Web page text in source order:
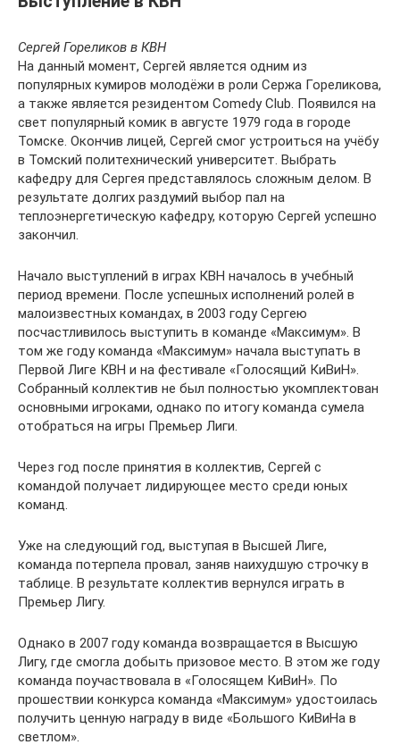
Сергей Гореликов в КВН
На данный момент, Сергей является одним из
популярных кумиров молодёжи в роли Сержа Гореликова,
а также является резидентом Comedy Club. Появился на
свет популярный комик в августе 1979 года в городе
Томске. Окончив лицей, Сергей смог устроиться на учёбу
в Томский политехнический университет. Выбрать
кафедру для Сергея представлялось сложным делом. В
результате долгих раздумий выбор пал на
теплоэнергетическую кафедру, которую Сергей успешно
закончил.
Начало выступлений в играх КВН началось в учебный
период времени. После успешных исполнений ролей в
малоизвестных командах, в 2003 году Сергею
посчастливилось выступить в команде «Максимум». В
том же году команда «Максимум» начала выступать в
Первой Лиге КВН и на фестивале «Голосящий КиВиН».
Собранный коллектив не был полностью укомплектован
основными игроками, однако по итогу команда сумела
отобраться на игры Премьер Лиги.
Через год после принятия в коллектив, Сергей с
командой получает лидирующее место среди юных
команд.
Уже на следующий год, выступая в Высшей Лиге,
команда потерпела провал, заняв наихудшую строчку в
таблице. В результате коллектив вернулся играть в
Премьер Лигу.
Однако в 2007 году команда возвращается в Высшую
Лигу, где смогла добыть призовое место. В этом же году
команда поучаствовала в «Голосящем КиВиН». По
прошествии конкурса команда «Максимум» удостоилась
получить ценную награду в виде «Большого КиВиНа в
светлом».